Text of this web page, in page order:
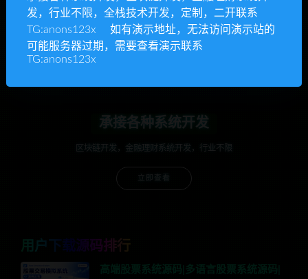
开通VIP或充值联系Telegram客服
立即查看
承接各种系统开发
区块链开发，金融理财系统开发，行业不限
立即查看
用户下载源码排行
高端股票系统源码|多语言股票系统源码|
发，行业不限，全栈技术开发，定制，二开联系
TG:anons123x 如有演示地址，无法访问演示站的
可能服务器过期，需要查看演示联系
TG:anons123x